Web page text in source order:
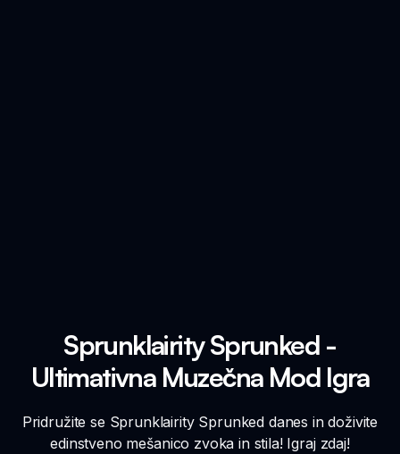
Sprunklairity Sprunked -
Ultimativna Muzečna Mod Igra
Pridružite se Sprunklairity Sprunked danes in doživite
edinstveno mešanico zvoka in stila! Igraj zdaj!